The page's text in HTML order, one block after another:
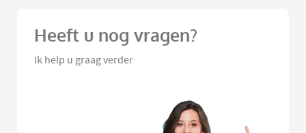
Heeft u nog vragen?
Ik help u graag verder